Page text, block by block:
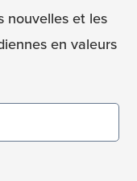
nouvelles et les
en valeurs